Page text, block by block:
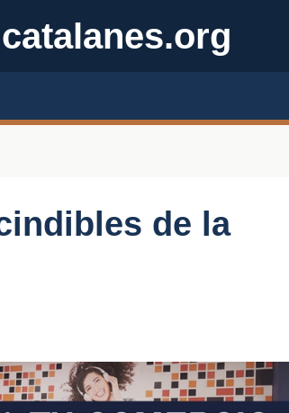
catalanes.org
de la